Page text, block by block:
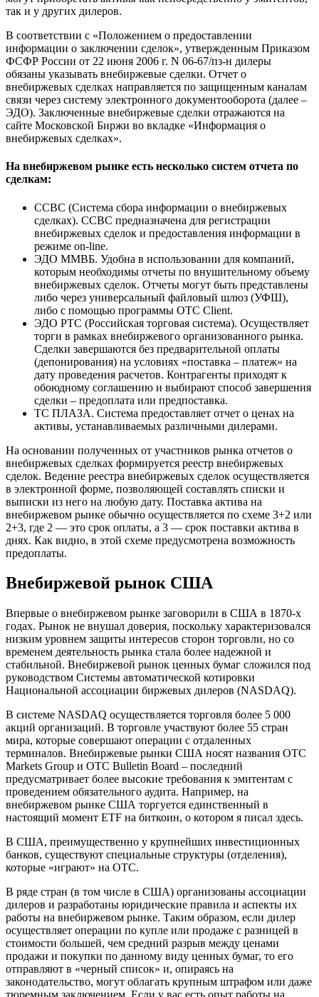
так и у других дилеров.
В соответствии с «Положением о предоставлении
информации о заключении сделок», утвержденным Приказом
ФСФР России от 22 июня 2006 г. N 06-67/пз-н дилеры
обязаны указывать внебиржевые сделки. Отчет о
внебиржевых сделках направляется по защищенным каналам
связи через систему электронного документооборота (далее –
ЭДО). Заключенные внебиржевые сделки отражаются на
сайте Московской Биржи во вкладке «Информация о
внебиржевых сделках».
На внебиржевом рынке есть несколько систем отчета по
сделкам:
ССВС (Система сбора информации о внебиржевых
сделках). ССВС предназначена для регистрации
внебиржевых сделок и предоставления информации в
режиме on-line.
ЭДО ММВБ. Удобна в использовании для компаний,
которым необходимы отчеты по внушительному объему
внебиржевых сделок. Отчеты могут быть представлены
либо через универсальный файловый шлюз (УФШ),
либо с помощью программы OTC Client.
ЭДО РТС (Российская торговая система). Осуществляет
торги в рамках внебиржевого организованного рынка.
Сделки завершаются без предварительной оплаты
(депонирования) на условиях «поставка – платеж» на
дату проведения расчетов. Контрагенты приходят к
обоюдному соглашению и выбирают способ завершения
сделки – предоплата или предпоставка.
ТС ПЛАЗА. Система предоставляет отчет о ценах на
активы, устанавливаемых различными дилерами.
На основании полученных от участников рынка отчетов о
внебиржевых сделках формируется реестр внебиржевых
сделок. Ведение реестра внебиржевых сделок осуществляется
в электронной форме, позволяющей составлять списки и
выписки из него на любую дату. Поставка актива на
внебиржевом рынке обычно осуществляется по схеме 3+2 или
2+3, где 2 — это срок оплаты, а 3 — срок поставки актива в
днях. Как видно, в этой схеме предусмотрена возможность
предоплаты.
Внебиржевой рынок США
Впервые о внебиржевом рынке заговорили в США в 1870-х
годах. Рынок не внушал доверия, поскольку характеризовался
низким уровнем защиты интересов сторон торговли, но со
временем деятельность рынка стала более надежной и
стабильной. Внебиржевой рынок ценных бумаг сложился под
руководством Системы автоматической котировки
Национальной ассоциации биржевых дилеров (NASDAQ).
В системе NASDAQ осуществляется торговля более 5 000
акций организаций. В торговле участвуют более 55 стран
мира, которые совершают операции с отдаленных
терминалов. Внебиржевые рынки США носят названия OTC
Markets Group и OTC Bulletin Board – последний
предусматривает более высокие требования к эмитентам с
проведением обязательного аудита. Например, на
внебиржевом рынке США торгуется единственный в
настоящий момент ETF на биткоин, о котором я писал здесь.
В США, преимущественно у крупнейших инвестиционных
банков, существуют специальные структуры (отделения),
которые «играют» на OTC.
В ряде стран (в том числе в США) организованы ассоциации
дилеров и разработаны юридические правила и аспекты их
работы на внебиржевом рынке. Таким образом, если дилер
осуществляет операции по купле или продаже с разницей в
стоимости большей, чем средний разрыв между ценами
продажи и покупки по данному виду ценных бумаг, то его
отправляют в «черный список» и, опираясь на
законодательство, могут облагать крупным штрафом или даже